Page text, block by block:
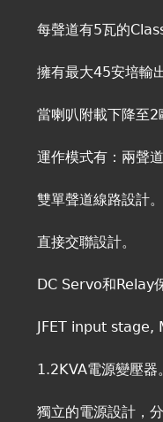
每聲道有5瓦的
擁有最大45安培輸出
當喇叭附載下降至2
運作模式有：兩聲
雙單聲道線路設計。
直接交聯設計。
DC Servo和Relay
JFET input stage,
1.2KVA電源變壓器。
獨立的電源設計，